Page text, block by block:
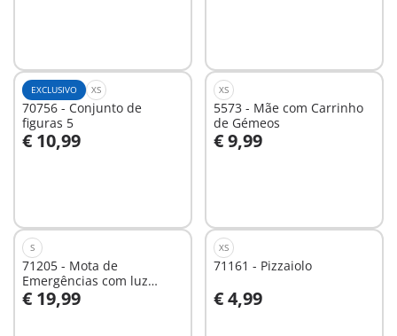
EXCLUSIVO XS
70756 - Conjunto de
figuras 5
€ 10,99
Ao carrinho
XS
5573 - Mãe com Carrinho
de Gémeos
€ 9,99
Ao carrinho
S
71205 - Mota de
Emergências com luz
intermitente
€ 19,99
Ao carrinho
XS
71161 - Pizzaiolo
€ 4,99
Ao carrinho